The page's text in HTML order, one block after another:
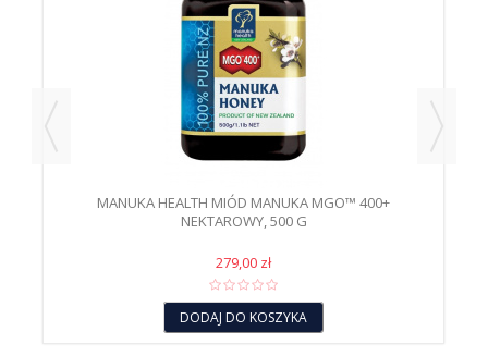
MANUKA HEALTH MIÓD MANUKA MGO™ 400+
NEKTAROWY, 500 G
279,00 zł
DODAJ DO KOSZYKA